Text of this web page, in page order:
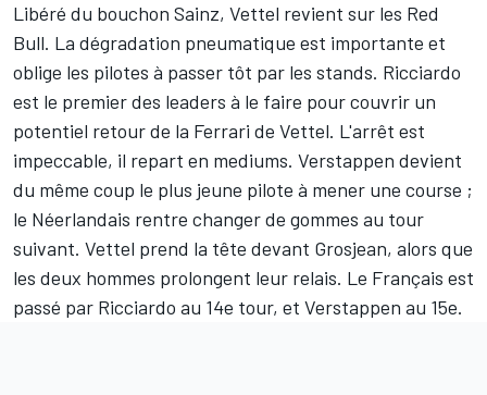
Libéré du bouchon Sainz, Vettel revient sur les Red
Bull. La dégradation pneumatique est importante et
oblige les pilotes à passer tôt par les stands. Ricciardo
est le premier des leaders à le faire pour couvrir un
potentiel retour de la Ferrari de Vettel. L'arrêt est
impeccable, il repart en mediums. Verstappen devient
du même coup le plus jeune pilote à mener une course ;
le Néerlandais rentre changer de gommes au tour
suivant. Vettel prend la tête devant Grosjean, alors que
les deux hommes prolongent leur relais. Le Français est
passé par Ricciardo au 14e tour, et Verstappen au 15e.